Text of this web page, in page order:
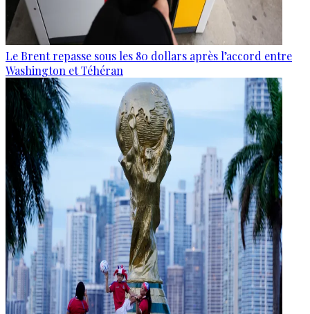
Le Brent repasse sous les 80 dollars après l’accord entre
Washington et Téhéran